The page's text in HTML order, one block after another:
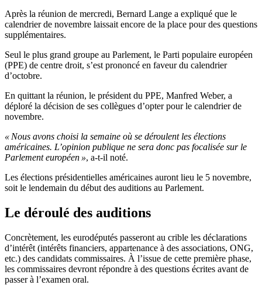
Après la réunion de mercredi, Bernard Lange a expliqué que le
calendrier de novembre laissait encore de la place pour des questions
supplémentaires.
Seul le plus grand groupe au Parlement, le Parti populaire européen
(PPE) de centre droit, s’est prononcé en faveur du calendrier
d’octobre.
En quittant la réunion, le président du PPE, Manfred Weber, a
déploré la décision de ses collègues d’opter pour le calendrier de
novembre.
« Nous avons choisi la semaine où se déroulent les élections
américaines. L’opinion publique ne sera donc pas focalisée sur le
Parlement européen », a-t-il noté.
Les élections présidentielles américaines auront lieu le 5 novembre,
soit le lendemain du début des auditions au Parlement.
Le déroulé des auditions
Concrètement, les eurodéputés passeront au crible les déclarations
d’intérêt (intérêts financiers, appartenance à des associations, ONG,
etc.) des candidats commissaires. À l’issue de cette première phase,
les commissaires devront répondre à des questions écrites avant de
passer à l’examen oral.